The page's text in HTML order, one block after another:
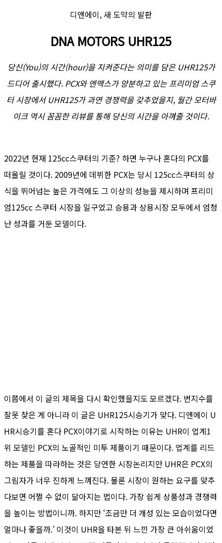
디앤에이, 새 도약의 발판
DNA MOTORS UHR125
당신(You)의 시간(hour)을 지켜준다는 의미를 담은 UHR125가
드디어 출시했다. PCX와 엔맥스가 양분하고 있는 프리미엄 스쿠
터 시장에서 UHR125가 과연 경쟁력을 갖추었을지, 월간 모터바
이크 역시 꼼꼼한 리뷰를 통해 당신의 시간을 아껴줄 것이다.
2022년 현재 125cc스쿠터의 기준? 하면 누구나 혼다의 PCX를
떠올릴 것이다. 2009년에 데뷔한 PCX는 당시 125cc스쿠터의 상
식을 뛰어넘는 높은 가격에도 그 이상의 성능을 제시하며 프리미
엄125cc 스쿠터 시장을 일구었고 승용과 상용시장 모두에서 엄청
난 성과를 거둔 모델이다.
이쯤에서 이 글의 제목을 다시 확인했을지도 모르겠다. 번지수를
잘못 찾은 게 아니라 이 글은 UHR125시승기가 맞다. 디앤에이 U
HR시승기를 혼다 PCX이야기로 시작하는 이유는 UHR이 업계1
위 모델인 PCX의 노골적인 미투 제품이기 때문이다. 업계를 리드
하는 제품을 따라하는 것은 당연한 시장논리지만 UHR은 PCX의
그림자가 너무 진하게 느껴진다. 물론 시장이 원하는 요구를 맞추
다보면 어쩔 수 없이 닮아지는 법이다. 가장 쉽게 상품성과 경쟁력
을 높이는 방법이니까. 하지만 ‘조금만 더 개성 있는 모습이었다면
얼마나 좋을까.’ 이것이 UHR을 타본 뒤 느낀 가장 큰 아쉬움이었